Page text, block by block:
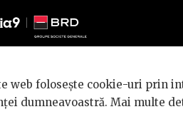
un proiect sustinut deBRD GROUPE
web folosește cookie-uri prin
dumneavoastră. Mai multe